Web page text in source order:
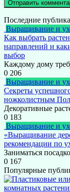
Последние
Выращивание и
Как выбрать
направлений и
выбор
Каждому дому
0 206
Выращивание и
Секреты
ножколистным
Декоративные
0 183
Выращивание и
«Выращивание
рекомендации по
Заниматься
0 167
Популярные